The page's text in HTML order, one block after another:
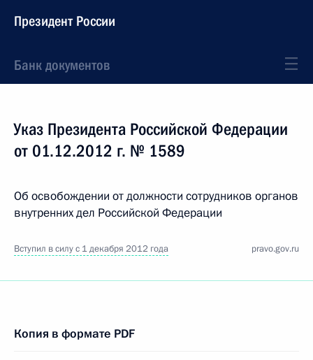
Президент России
Банк документов
Указ Президента Российской Федерации
от 01.12.2012 г. № 1589
Об освобождении от должности сотрудников органов
внутренних дел Российской Федерации
Вступил в силу с 1 декабря 2012 года pravo.gov.ru
Копия в формате PDF